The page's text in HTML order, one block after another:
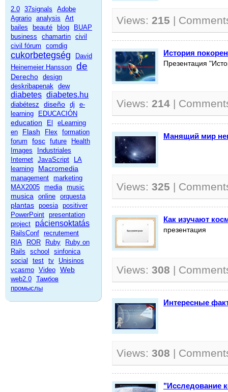
2.0 37signals
Adobe
Agrario analysis
Art
bailes
beauté blog
BUAP
business
chamartin civil
civil fórum
comdig
cukorbetegség
David
Heinemeier Hansson de
Derecho design
deskribapenak dew
diabetes diabetes.hu
diabétesz diseño dj
e-
learning
EDUCACIÓN
education El
eLearning
en
Flash Flex
formation
forum
fosc future
Health
Images
Industriales
Internet JavaScript
LA
learning
Macromedia
management marketing
MAX2005 media music
musica online orquesta
plantas poesia positiver
PowerPoint presentation
project
páciensoktatás
RailsConf recrutement
RIA
ROR Ruby
Ruby on
Rails
school
sinfonica
social
test tv
Unisinos
vcasmo Video Web
web2.0 Тамбов
промыслы
Views: 215 |
История
Презентация
Views: 214 |
Манящий мир
Views: 325 |
Как изучают
презентация
Views: 308 |
Интересные
Views: 308 |
"Исследование